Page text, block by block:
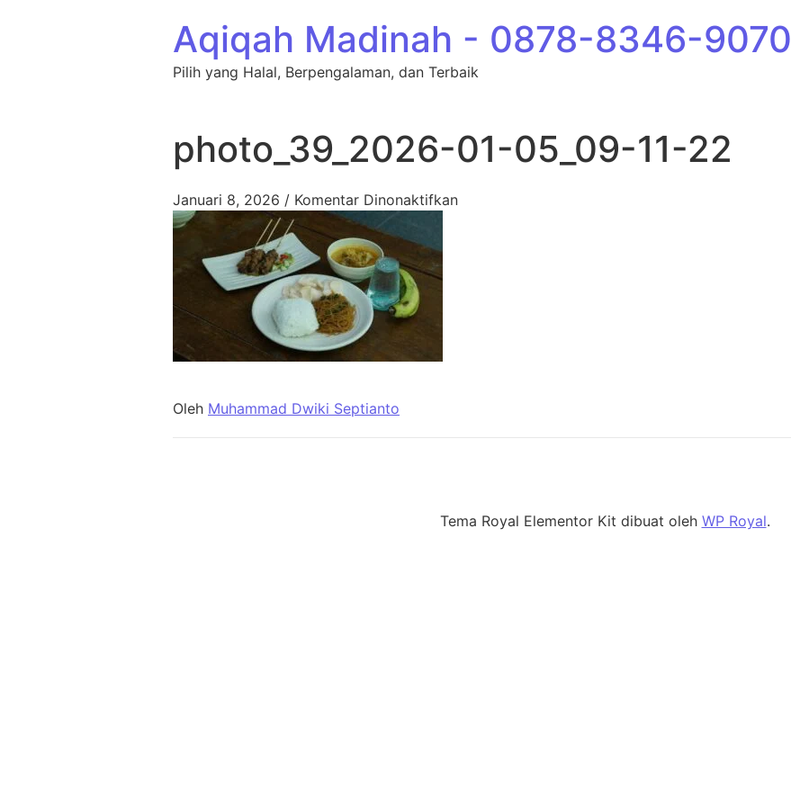
Aqiqah Madinah - 0878-8346-9070
Pilih yang Halal, Berpengalaman, dan Terbaik
photo_39_2026-01-05_09-11-22
Januari 8, 2026 / Komentar Dinonaktifkanpada photo_39_2026-01-05_09-11-22
Oleh Muhammad Dwiki Septianto
Tema Royal Elementor Kit dibuat oleh WP Royal.